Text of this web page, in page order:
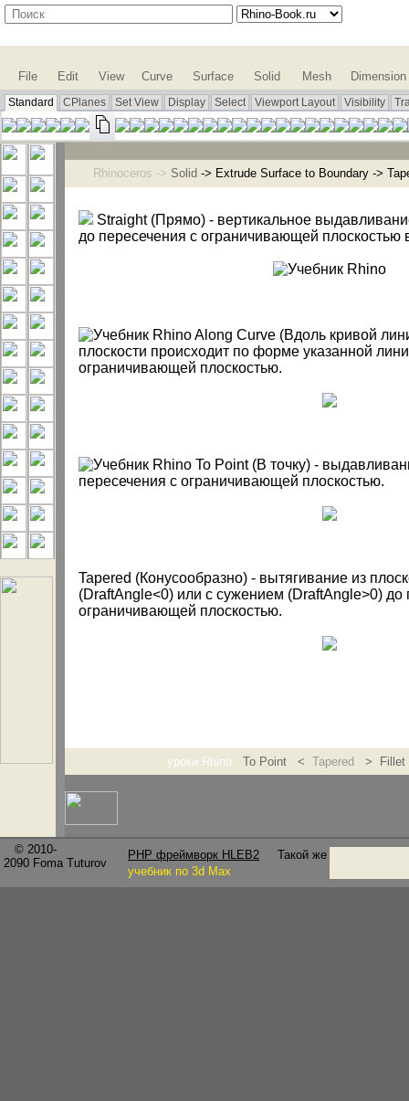
Standard CPlanes Set View Display Select Viewport Layout Visibility
File Edit View Curve Surface Solid Mesh Dimension
Rhinoceros -> Solid -> Extrude Surface to Boundary ->
Straight (Прямо) - вертикальноe
до пересечения с ограничивающей плоскостью
Along Curve (Вдоль кривой
плоскости происходит по форме указанной
ограничивающей плоскостью.
To Point (В точку) -
пересечения с ограничивающей плоскостью.
Tapered (Конусообразно) - вытягивание из
(DraftAngle<0) или с сужением (DraftAngle>0) до
ограничивающей плоскостью.
уроки Rhino: To Point < Tapered > Fillet
© 2010-
2090 Foma Tuturov
PHP фреймворк HLEB2
Такой же
учебник по 3d Max